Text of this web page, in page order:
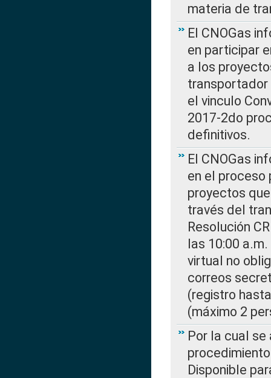
materia de
El CNOGas
en participar
a los
transportador
el vinculo
2017-2do
definitivos.
El CNOGas
en el proceso
proyectos
través del
Resolución
las 10:00
virtual no
correos
(registro
(máximo 2
Por la cual
Disponible